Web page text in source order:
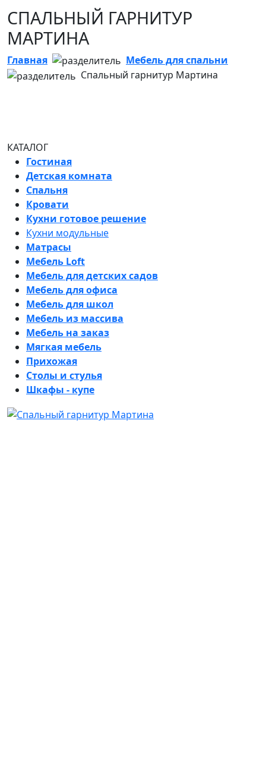
СПАЛЬНЫЙ ГАРНИТУР
МАРТИНА
Главная
Мебель для спальни
Спальный гарнитур Мартина
КАТАЛОГ
Гостиная
Детская комната
Спальня
Кровати
Кухни готовое решение
Кухни модульные
Матрасы
Мебель Loft
Мебель для детских садов
Мебель для офиса
Мебель для школ
Мебель из массива
Мебель на заказ
Мягкая мебель
Прихожая
Столы и стулья
Шкафы - купе